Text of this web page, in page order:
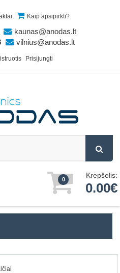
Kaip apsipirkti?
kaunas@anodas.lt
vilnius@anodas.lt
Prisijungti
0 Krepšelis:
0.00€